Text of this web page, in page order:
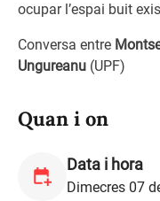
ocupar l’espai buit
Conversa entre
Ungureanu (UPF)
Quan i on
Data i hora
Dimecres 07